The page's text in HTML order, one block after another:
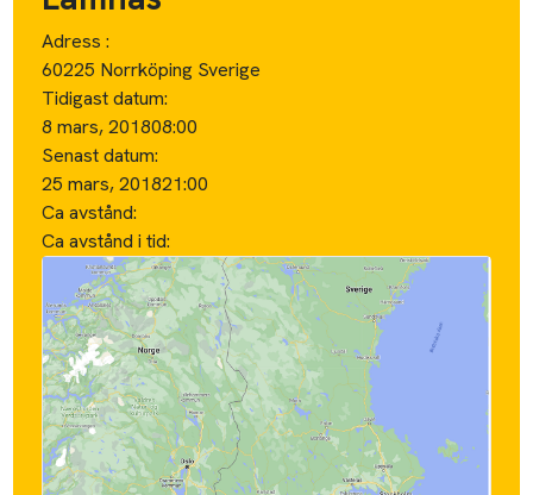
Adress :
60225 Norrköping Sverige
Tidigast datum:
8 mars, 201808:00
Senast datum:
25 mars, 201821:00
Ca avstånd:
Ca avstånd i tid: